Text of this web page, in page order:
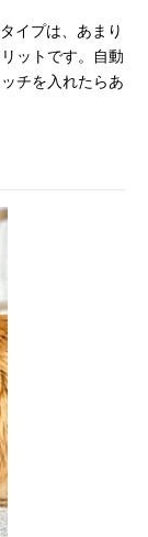
イプは、あまり
ットです。自動
チを入れたらあ